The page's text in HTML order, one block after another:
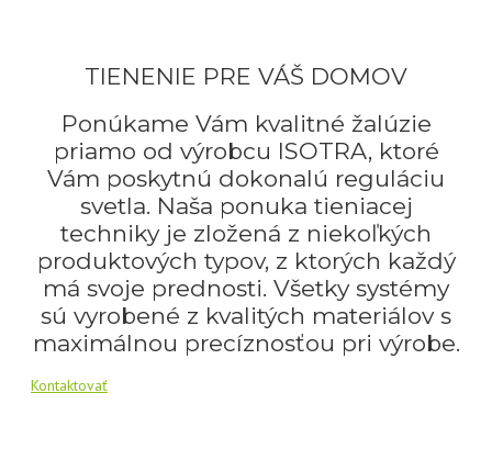
TIENENIE PRE VÁŠ DOMOV
Ponúkame Vám kvalitné žalúzie
priamo od výrobcu ISOTRA, ktoré
Vám poskytnú dokonalú reguláciu
svetla. Naša ponuka tieniacej
techniky je zložená z niekoľkých
produktových typov, z ktorých každý
má svoje prednosti. Všetky systémy
sú vyrobené z kvalitých materiálov s
maximálnou precíznosťou pri výrobe.
Kontaktovať